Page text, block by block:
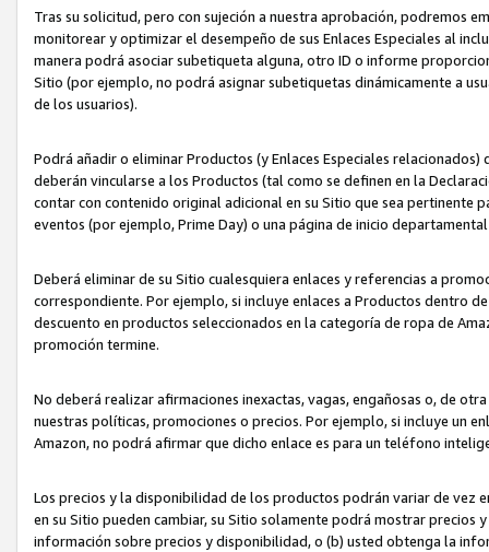
Tras su solicitud, pero con sujeción a nuestra aprobación, podremos
monitorear y optimizar el desempeño de sus Enlaces Especiales al
manera podrá asociar subetiqueta alguna, otro ID o informe
Sitio (por ejemplo, no podrá asignar subetiquetas dinámicamente a
de los usuarios).
Podrá añadir o eliminar Productos (y Enlaces Especiales
deberán vincularse a los Productos (tal como se definen en la
contar con contenido original adicional en su Sitio que sea pertinente
eventos (por ejemplo, Prime Day) o una página de inicio
Deberá eliminar de su Sitio cualesquiera enlaces y referencias a
correspondiente. Por ejemplo, si incluye enlaces a Productos dentro
descuento en productos seleccionados en la categoría de ropa de
promoción termine.
No deberá realizar afirmaciones inexactas, vagas, engañosas o, de
nuestras políticas, promociones o precios. Por ejemplo, si incluye un
Amazon, no podrá afirmar que dicho enlace es para un teléfono
Los precios y la disponibilidad de los productos podrán variar de vez
en su Sitio pueden cambiar, su Sitio solamente podrá mostrar
información sobre precios y disponibilidad, o (b) usted obtenga la